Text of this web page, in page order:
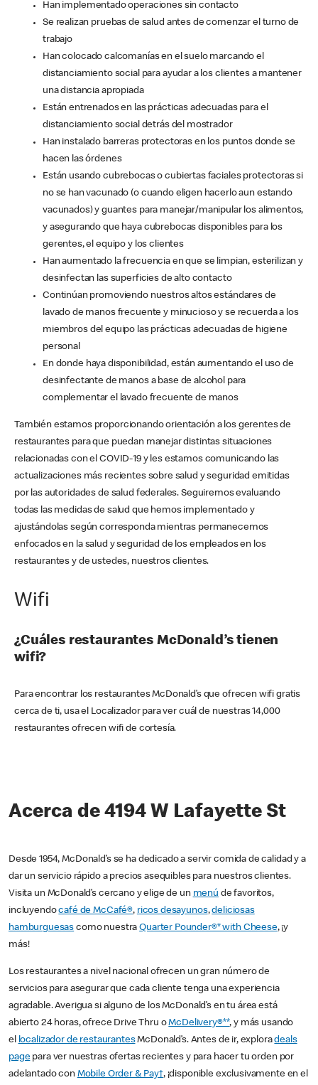
Han implementado operaciones sin contacto
Se realizan pruebas de salud antes de comenzar el turno de
trabajo
Han colocado calcomanías en el suelo marcando el
distanciamiento social para ayudar a los clientes a mantener
una distancia apropiada
Están entrenados en las prácticas adecuadas para el
distanciamiento social detrás del mostrador
Han instalado barreras protectoras en los puntos donde se
hacen las órdenes
Están usando cubrebocas o cubiertas faciales protectoras si
no se han vacunado (o cuando eligen hacerlo aun estando
vacunados) y guantes para manejar/manipular los alimentos,
y asegurando que haya cubrebocas disponibles para los
gerentes, el equipo y los clientes
Han aumentado la frecuencia en que se limpian, esterilizan y
desinfectan las superficies de alto contacto
Continúan promoviendo nuestros altos estándares de
lavado de manos frecuente y minucioso y se recuerda a los
miembros del equipo las prácticas adecuadas de higiene
personal
En donde haya disponibilidad, están aumentando el uso de
desinfectante de manos a base de alcohol para
complementar el lavado frecuente de manos
También estamos proporcionando orientación a los gerentes de
restaurantes para que puedan manejar distintas situaciones
relacionadas con el COVID-19 y les estamos comunicando las
actualizaciones más recientes sobre salud y seguridad emitidas
por las autoridades de salud federales. Seguiremos evaluando
todas las medidas de salud que hemos implementado y
ajustándolas según corresponda mientras permanecemos
enfocados en la salud y seguridad de los empleados en los
restaurantes y de ustedes, nuestros clientes.
Wifi
¿Cuáles restaurantes McDonald’s tienen
wifi?
Para encontrar los restaurantes McDonald’s que ofrecen wifi gratis
cerca de ti, usa el Localizador para ver cuál de nuestras 14,000
restaurantes ofrecen wifi de cortesía.
Acerca de 4194 W Lafayette St
Desde 1954, McDonald’s se ha dedicado a servir comida de calidad y a
dar un servicio rápido a precios asequibles para nuestros clientes.
Visita un McDonald’s cercano y elige de un menú de favoritos,
incluyendocafé de McCafé®, ricos desayunos,deliciosas
hamburguesas como nuestraQuarter Pounder®* with Cheese, ¡y
más!
Los restaurantes a nivel nacional ofrecen un gran número de
servicios para asegurar que cada cliente tenga una experiencia
agradable. Averigua si alguno de los McDonald’s en tu área está
abierto 24 horas, ofrece Drive Thru oMcDelivery®**, y más usando
el localizador de restaurantesMcDonald’s. Antes de ir, exploradeals
pagepara ver nuestras ofertas recientes y para hacer tu orden por
adelantado con Mobile Order & Pay†, ¡disponible exclusivamente en el